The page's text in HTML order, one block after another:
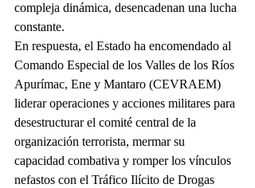
compleja dinámica, desencadenan una lucha
constante.
En respuesta, el Estado ha encomendado al
Comando Especial de los Valles de los Ríos
Apurímac, Ene y Mantaro (CEVRAEM)
liderar operaciones y acciones militares para
desestructurar el comité central de la
organización terrorista, mermar su
capacidad combativa y romper los vínculos
nefastos con el Tráfico Ilícito de Drogas